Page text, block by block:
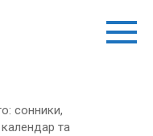
сонники,
та